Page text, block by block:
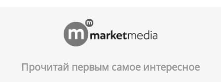
Прочитай первым самое интересное